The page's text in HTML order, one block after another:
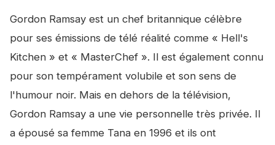
Gordon Ramsay est un chef britannique célèbre
pour ses émissions de télé réalité comme « Hell's
Kitchen » et « MasterChef ». Il est également connu
pour son tempérament volubile et son sens de
l'humour noir. Mais en dehors de la télévision,
Gordon Ramsay a une vie personnelle très privée. Il
a épousé sa femme Tana en 1996 et ils ont